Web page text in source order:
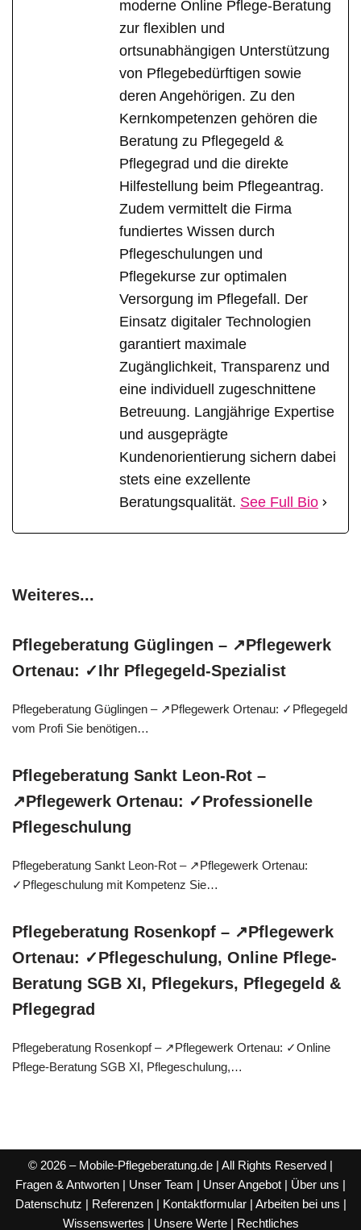
moderne Online Pflege-Beratung
zur flexiblen und
ortsunabhängigen Unterstützung
von Pflegebedürftigen sowie
deren Angehörigen. Zu den
Kernkompetenzen gehören die
Beratung zu Pflegegeld &
Pflegegrad und die direkte
Hilfestellung beim Pflegeantrag.
Zudem vermittelt die Firma
fundiertes Wissen durch
Pflegeschulungen und
Pflegekurse zur optimalen
Versorgung im Pflegefall. Der
Einsatz digitaler Technologien
garantiert maximale
Zugänglichkeit, Transparenz und
eine individuell zugeschnittene
Betreuung. Langjährige Expertise
und ausgeprägte
Kundenorientierung sichern dabei
stets eine exzellente
Beratungsqualität. See Full Bio
Weiteres...
Pflegeberatung Güglingen – ↗️Pflegewerk
Ortenau: ✓Ihr Pflegegeld-Spezialist
Pflegeberatung Güglingen – ↗️Pflegewerk Ortenau: ✓Pflegegeld
vom Profi Sie benötigen…
Pflegeberatung Sankt Leon-Rot –
↗️Pflegewerk Ortenau: ✓Professionelle
Pflegeschulung
Pflegeberatung Sankt Leon-Rot – ↗️Pflegewerk Ortenau:
✓Pflegeschulung mit Kompetenz Sie…
Pflegeberatung Rosenkopf – ↗️Pflegewerk
Ortenau: ✓Pflegeschulung, Online Pflege-
Beratung SGB XI, Pflegekurs, Pflegegeld &
Pflegegrad
Pflegeberatung Rosenkopf – ↗️Pflegewerk Ortenau: ✓Online
Pflege-Beratung SGB XI, Pflegeschulung,…
© 2026 – Mobile-Pflegeberatung.de | All Rights Reserved |
Fragen & Antworten | Unser Team | Unser Angebot | Über uns |
Datenschutz | Referenzen| Kontaktformular| Arbeiten bei uns |
Wissenswertes | Unsere Werte| Rechtliches